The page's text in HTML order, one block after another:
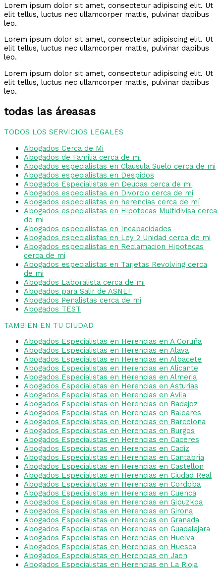
Lorem ipsum dolor sit amet, consectetur adipiscing elit. Ut
elit tellus, luctus nec ullamcorper mattis, pulvinar dapibus
leo.
Lorem ipsum dolor sit amet, consectetur adipiscing elit. Ut
elit tellus, luctus nec ullamcorper mattis, pulvinar dapibus
leo.
Lorem ipsum dolor sit amet, consectetur adipiscing elit. Ut
elit tellus, luctus nec ullamcorper mattis, pulvinar dapibus
leo.
todas las áreasas
TODOS LOS SERVICIOS LEGALES
Abogados Cerca de Mi
Abogados de Familia cerca de mi
Abogados especialistas en Clausula Suelo cerca de mi
Abogados especialistas en Despidos
Abogados Especialistas en Deudas cerca de mi
Abogados especialistas en Divorcio cerca de mi
Abogados especialistas en herencias cerca de mí
Abogados especialistas en Hipotecas Multidivisa cerca
de mi
Abogados especialistas en Incapacidades
Abogados especialistas en Ley 2 Unidad cerca de mi
Abogados especialistas en Reclamacion Hipotecas
cerca de mi
Abogados especialistas en Tarjetas Revolving cerca
de mi
Abogados Laboralista cerca de mi
Abogados para Salir de ASNEF
Abogados Penalistas cerca de mi
Abogados TEST
TAMBIÉN EN TU CIUDAD
Abogados Especialistas en Herencias en A Coruña
Abogados Especialistas en Herencias en Alava
Abogados Especialistas en Herencias en Albacete
Abogados Especialistas en Herencias en Alicante
Abogados Especialistas en Herencias en Almeria
Abogados Especialistas en Herencias en Asturias
Abogados Especialistas en Herencias en Avila
Abogados Especialistas en Herencias en Badajoz
Abogados Especialistas en Herencias en Baleares
Abogados Especialistas en Herencias en Barcelona
Abogados Especialistas en Herencias en Burgos
Abogados Especialistas en Herencias en Caceres
Abogados Especialistas en Herencias en Cadiz
Abogados Especialistas en Herencias en Cantabria
Abogados Especialistas en Herencias en Castellon
Abogados Especialistas en Herencias en Ciudad Real
Abogados Especialistas en Herencias en Cordoba
Abogados Especialistas en Herencias en Cuenca
Abogados Especialistas en Herencias en Gipuzkoa
Abogados Especialistas en Herencias en Girona
Abogados Especialistas en Herencias en Granada
Abogados Especialistas en Herencias en Guadalajara
Abogados Especialistas en Herencias en Huelva
Abogados Especialistas en Herencias en Huesca
Abogados Especialistas en Herencias en Jaen
Abogados Especialistas en Herencias en La Rioja